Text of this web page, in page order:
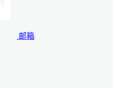
邮箱